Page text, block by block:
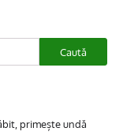
Caută
primește undă